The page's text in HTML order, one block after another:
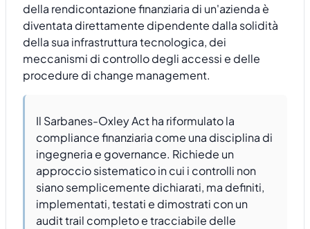
della rendicontazione finanziaria di un'azienda è
diventata direttamente dipendente dalla solidità
della sua infrastruttura tecnologica, dei
meccanismi di controllo degli accessi e delle
procedure di change management.
Il Sarbanes-Oxley Act ha riformulato la
compliance finanziaria come una disciplina di
ingegneria e governance. Richiede un
approccio sistematico in cui i controlli non
siano semplicemente dichiarati, ma definiti,
implementati, testati e dimostrati con un
audit trail completo e tracciabile delle